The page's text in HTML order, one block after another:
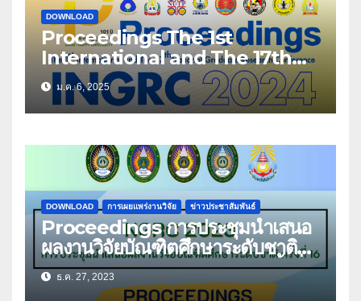
DOWNLOAD
Proceedings The 1st
International and The 17th
National Graduate Research
Conference INGRC2024
ม.ค. 6, 2025
DOWNLOAD การเผยแพร่งานวิจัย ข่าวประชาสัมพันธ์
Proceedings การประชุมนำเสนอ
ผลงานวิจัยบัณฑิตศึกษาระดับชาติ
มหาวิทยาลัยราชภัฏอุดรธานี ครั้งที่
16ธ.ค. 27, 2023